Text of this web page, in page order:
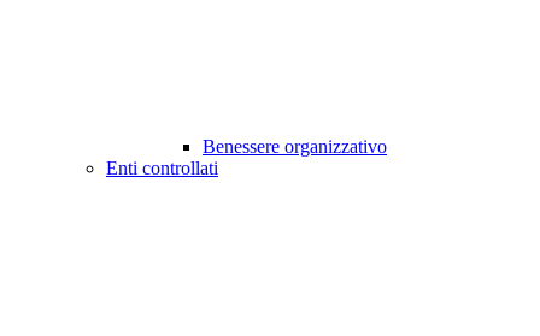
Benessere organizzativo
Enti controllati